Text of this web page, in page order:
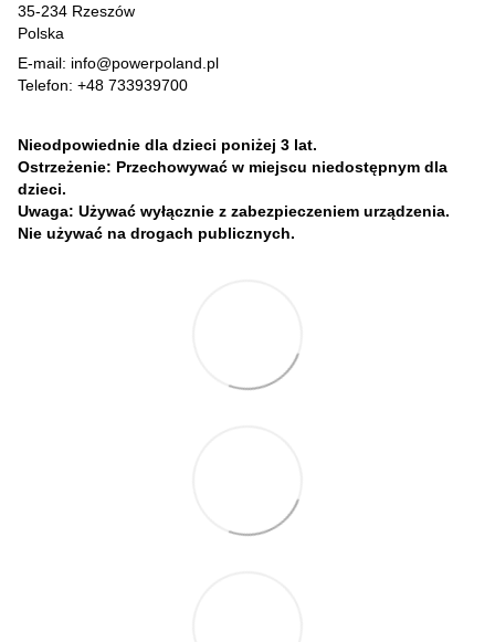
35-234 Rzeszów
Polska
E-mail: info@powerpoland.pl
Telefon: +48 733939700
Nieodpowiednie dla dzieci poniżej 3 lat.
Ostrzeżenie: Przechowywać w miejscu niedostępnym dla
dzieci.
Uwaga: Używać wyłącznie z zabezpieczeniem urządzenia.
Nie używać na drogach publicznych.